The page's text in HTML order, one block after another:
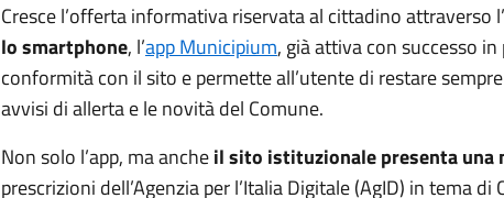
Cresce l’offerta informativa riservata al cittadino attraverso
lo smartphone, l’app Municipium, già attiva con successo
conformità con il sito e permette all’utente di restare
avvisi di allerta e le novità del Comune.
Non solo l’app, ma ancheil sito istituzionale presenta una
prescrizioni dell’Agenzia per l’Italia Digitale (AgID) in tema